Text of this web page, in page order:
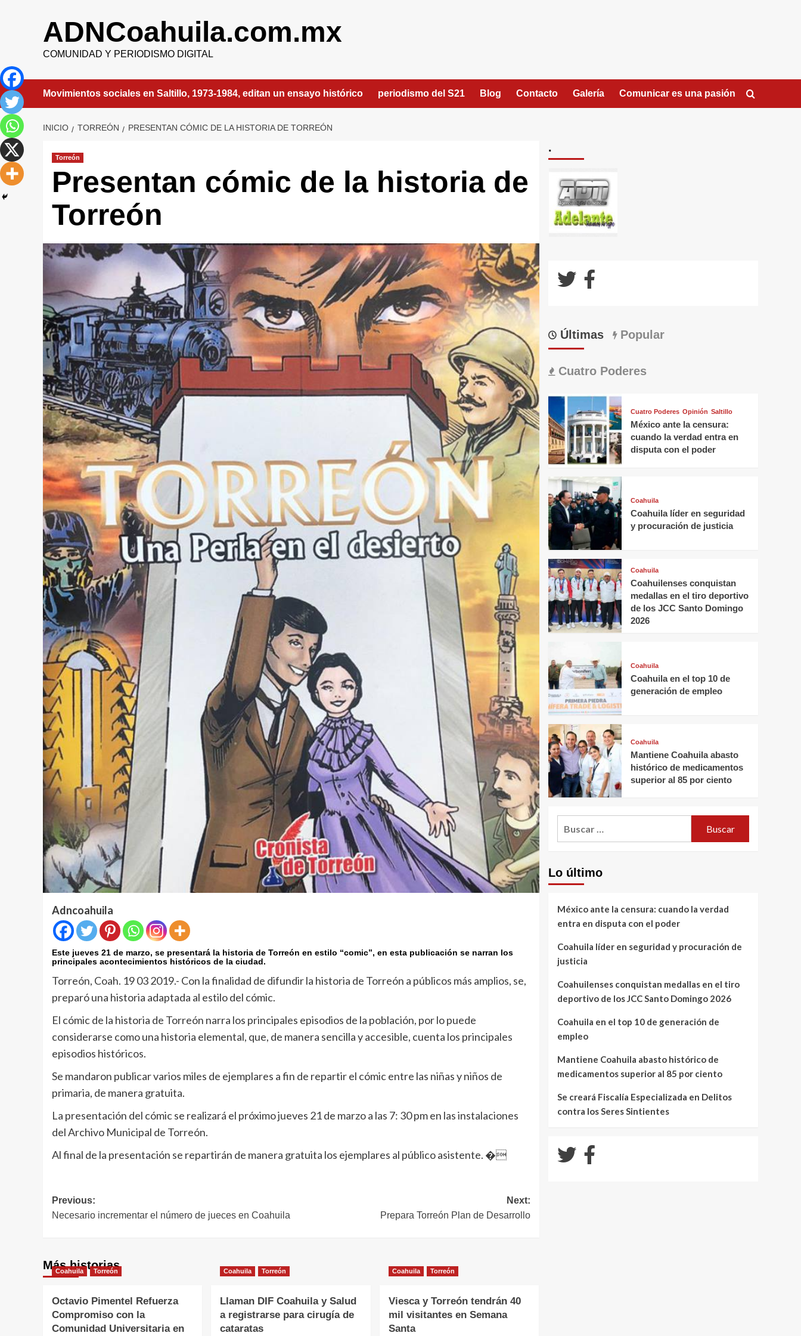
ADNCoahuila.com.mx
COMUNIDAD Y PERIODISMO DIGITAL
Movimientos sociales en Saltillo, 1973-1984, editan un ensayo histórico periodismo del S21 Blog Contacto Galería Comunicar es una pasión
INICIO TORREÓN PRESENTAN CÓMIC DE LA HISTORIA DE TORREÓN
Torreón
Presentan cómic de la historia de
Torreón
Adncoahuila
Este jueves 21 de marzo, se presentará la historia de Torreón en estilo “comic”, en esta publicación se narran los
principales acontecimientos históricos de la ciudad.
Torreón, Coah. 19 03 2019.- Con la finalidad de difundir la historia de Torreón a públicos más amplios, se,
preparó una historia adaptada al estilo del cómic.
El cómic de la historia de Torreón narra los principales episodios de la población, por lo puede
considerarse como una historia elemental, que, de manera sencilla y accesible, cuenta los principales
episodios históricos.
Se mandaron publicar varios miles de ejemplares a fin de repartir el cómic entre las niñas y niños de
primaria, de manera gratuita.
La presentación del cómic se realizará el próximo jueves 21 de marzo a las 7: 30 pm en las instalaciones
del Archivo Municipal de Torreón.
Al final de la presentación se repartirán de manera gratuita los ejemplares al público asistente. �
Navegación
de
Previous:
Necesario incrementar el número de jueces en Coahuila
Next:
Prepara Torreón Plan de Desarrollo
Más historias
Coahuila Torreón
Octavio Pimentel Refuerza
Compromiso con la
Comunidad Universitaria en
Coahuila Torreón
Llaman DIF Coahuila y Salud
a registrarse para cirugía de
cataratas
Coahuila Torreón
Viesca y Torreón tendrán 40
mil visitantes en Semana
Santa
.
Últimas Popular
Cuatro Poderes
Cuatro Poderes Opinión Saltillo
México ante la censura:
cuando la verdad entra en
disputa con el poder
Coahuila
Coahuila líder en seguridad
y procuración de justicia
Coahuila
Coahuilenses conquistan
medallas en el tiro deportivo
de los JCC Santo Domingo
2026
Coahuila
Coahuila en el top 10 de
generación de empleo
Coahuila
Mantiene Coahuila abasto
histórico de medicamentos
superior al 85 por ciento
Lo último
México ante la censura: cuando la verdad
entra en disputa con el poder
Coahuila líder en seguridad y procuración de
justicia
Coahuilenses conquistan medallas en el tiro
deportivo de los JCC Santo Domingo 2026
Coahuila en el top 10 de generación de
empleo
Mantiene Coahuila abasto histórico de
medicamentos superior al 85 por ciento
Se creará Fiscalía Especializada en Delitos
contra los Seres Sintientes